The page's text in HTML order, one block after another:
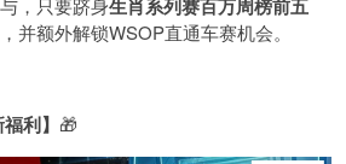
，只要跻身生肖系列赛百万周榜前五
并额外解锁WSOP直通车赛机会。
利】 🎁